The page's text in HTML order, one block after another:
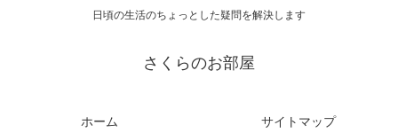
日頃の生活のちょっとした疑問を解決します
さくらのお部屋
ホーム サイトマップ